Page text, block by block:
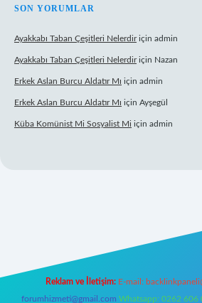
SON YORUMLAR
Ayakkabı Taban Çeşitleri Nelerdiriçin admin
Ayakkabı Taban Çeşitleri Nelerdiriçin Nazan
Erkek Aslan Burcu Aldatır Mı için admin
Erkek Aslan Burcu Aldatır Mı için Ayşegül
Küba Komünist Mi Sosyalist Mi için admin
Reklam ve İletişim: E-mail:
forumhizmeti@gmail.com Whatsapp: 0262 606